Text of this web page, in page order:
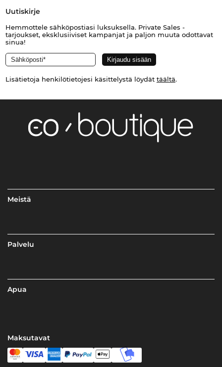
Uutiskirje
Hemmottele sähköpostiasi luksuksella. Private Sales -
tarjoukset, eksklusiiviset kampanjat ja paljon muuta odottavat
sinua!
Lisätietoja henkilötietojesi käsittelystä löydät täältä.
Meistä
Palvelu
Apua
Maksutavat